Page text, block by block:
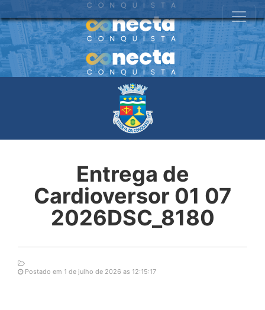
Entrega de
Cardioversor 01 07
2026DSC_8180
Postado em 1 de julho de 2026 as 12:15:17